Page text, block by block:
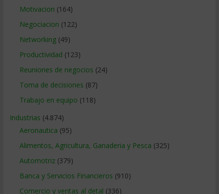
Motivacion (164)
Negociacion (122)
Networking(49)
Productividad (123)
Reuniones de negocios (24)
Toma de decisiones (87)
Trabajo en equipo (118)
Industrias (4.874)
Aeronautica (95)
Alimentos, Agricultura, Ganaderia y Pesca (325)
Automotriz(379)
Banca y Servicios Financieros (910)
Comercio y ventas al detal (336)